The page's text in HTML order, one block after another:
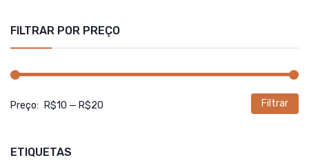
FILTRAR POR PREÇO
Filtrar
Preço: R$10 — R$20
ETIQUETAS